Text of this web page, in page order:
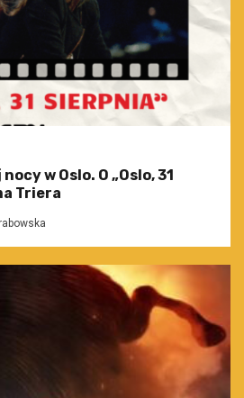
w Oslo. O „Oslo, 31
Triera